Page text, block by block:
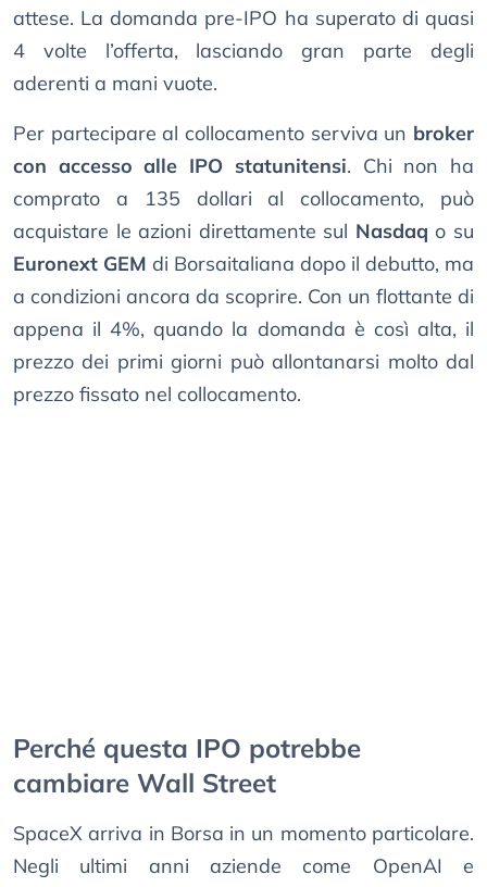
attese. La domanda pre-IPO ha superato di quasi
4 volte l’offerta, lasciando gran parte degli
aderenti a mani vuote.
Per partecipare al collocamento serviva un broker
con accesso alle IPO statunitensi. Chi non ha
comprato a 135 dollari al collocamento, può
acquistare le azioni direttamente sul Nasdaqo su
Euronext GEM di Borsaitaliana dopo il debutto, ma
a condizioni ancora da scoprire. Con un flottante di
appena il 4%, quando la domanda è così alta, il
prezzo dei primi giorni può allontanarsi molto dal
prezzo fissato nel collocamento.
Perché questa IPO potrebbe
cambiare Wall Street
SpaceX arriva in Borsa in un momento particolare.
Negli ultimi anni aziende come OpenAI e